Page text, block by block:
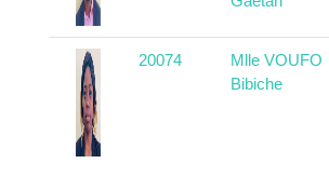
20074
Mlle VOUFO
Bibiche